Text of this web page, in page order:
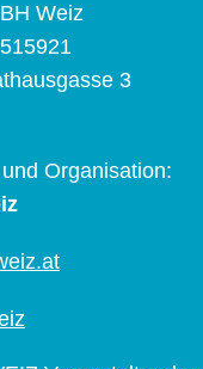
Weiz
3
Organisation: